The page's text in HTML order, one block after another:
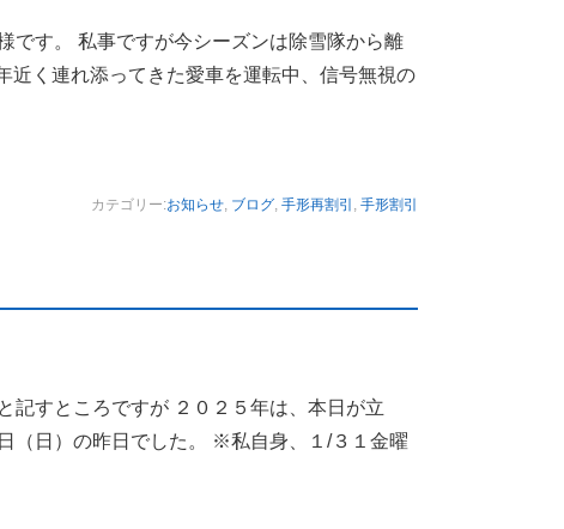
です。 私事ですが今シーズンは除雪隊から離
近く連れ添ってきた愛車を運転中、信号無視の
カテゴリー:お知らせ, ブログ, 手形再割引 , 手形割引
記すところですが ２０２５年は、本日が立
（日）の昨日でした。 ※私自身、１/３１金曜